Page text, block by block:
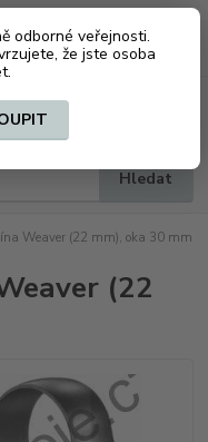
odborné veřejnosti.
že jste osoba
Hledat
za0 Kč
Weaver (22 mm), oka 30 mm
(22